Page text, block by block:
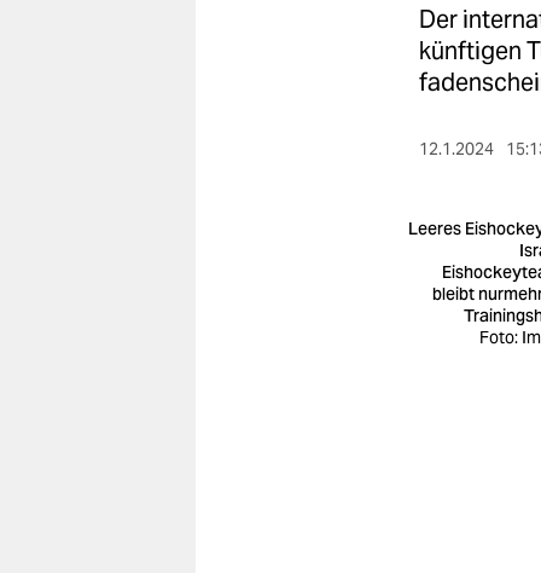
Der
künftigen
12.1.2024
Leeres
bleibt
Foto: